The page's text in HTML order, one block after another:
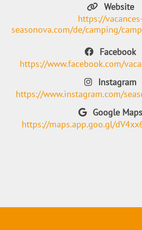
Website
https://
seasonova.com/de/camping/
Facebook
https://www.facebook.com/
Instagram
https://www.instagram.com/
Google Maps
https://maps.app.goo.gl/